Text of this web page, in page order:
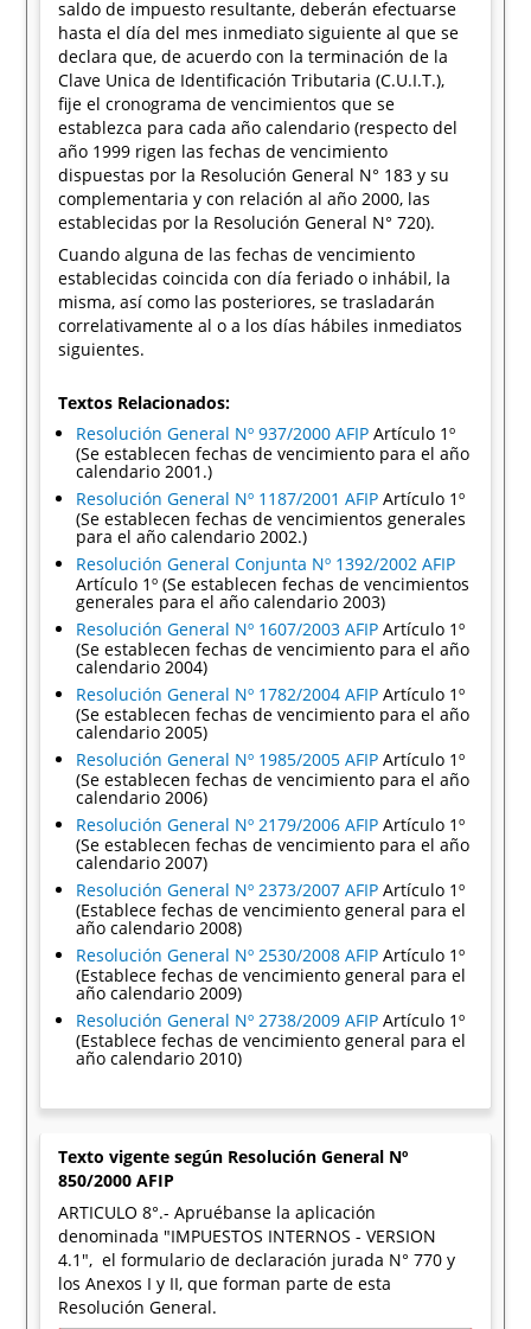
saldo de impuesto resultante, deberán efectuarse
hasta el día del mes inmediato siguiente al que se
declara que, de acuerdo con la terminación de la
Clave Unica de Identificación Tributaria (C.U.I.T.),
fije el cronograma de vencimientos que se
establezca para cada año calendario (respecto del
año 1999 rigen las fechas de vencimiento
dispuestas por la Resolución General N° 183 y su
complementaria y con relación al año 2000, las
establecidas por la Resolución General N° 720).
Cuando alguna de las fechas de vencimiento
establecidas coincida con día feriado o inhábil, la
misma, así como las posteriores, se trasladarán
correlativamente al o a los días hábiles inmediatos
siguientes.
Textos Relacionados:
Resolución General Nº 937/2000 AFIP Artículo 1º
(Se establecen fechas de vencimiento para el año
calendario 2001.)
Resolución General Nº 1187/2001 AFIP Artículo 1º
(Se establecen fechas de vencimientos generales
para el año calendario 2002.)
Resolución General Conjunta Nº 1392/2002 AFIP
Artículo 1º (Se establecen fechas de vencimientos
generales para el año calendario 2003)
Resolución General Nº 1607/2003 AFIP Artículo 1º
(Se establecen fechas de vencimiento para el año
calendario 2004)
Resolución General Nº 1782/2004 AFIP Artículo 1º
(Se establecen fechas de vencimiento para el año
calendario 2005)
Resolución General Nº 1985/2005 AFIP Artículo 1º
(Se establecen fechas de vencimiento para el año
calendario 2006)
Resolución General Nº 2179/2006 AFIP Artículo 1º
(Se establecen fechas de vencimiento para el año
calendario 2007)
Resolución General Nº 2373/2007 AFIP Artículo 1º
(Establece fechas de vencimiento general para el
año calendario 2008)
Resolución General Nº 2530/2008 AFIP Artículo 1º
(Establece fechas de vencimiento general para el
año calendario 2009)
Resolución General Nº 2738/2009 AFIP Artículo 1º
(Establece fechas de vencimiento general para el
año calendario 2010)
Texto vigente según Resolución General Nº
850/2000 AFIP
ARTICULO 8°.- Apruébanse la aplicación
denominada "IMPUESTOS INTERNOS - VERSION
4.1", el formulario de declaración jurada N° 770 y
los Anexos I y II, que forman parte de esta
Resolución General.